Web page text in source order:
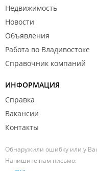
Недвижимость
Новости
Объявления
Работа во Владивостоке
Справочник компаний
ИНФОРМАЦИЯ
Справка
Вакансии
Контакты
Обнаружили ошибку или у
Напишите нам письмо: